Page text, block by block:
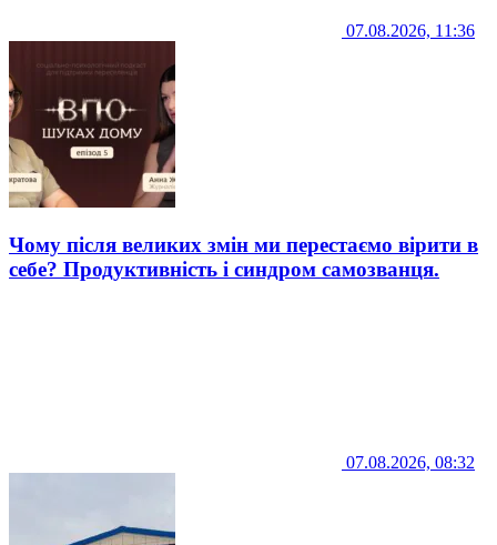
07.08.2026, 11:36
Чому після великих змін ми перестаємо вірити в
себе? Продуктивність і синдром самозванця.
07.08.2026, 08:32